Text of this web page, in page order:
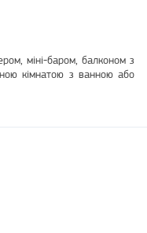
міні-баром, балконом з
кімнатою з ванною або